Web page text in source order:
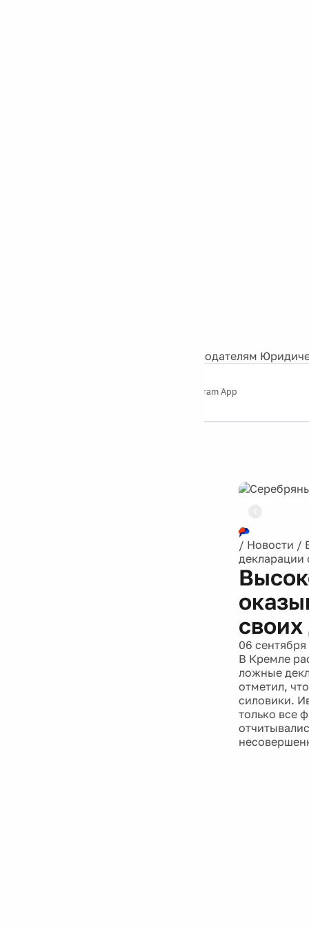
Рекламодателям
Telegram App
/ Новости /
декларации
своих
06 сентября
В Кремле
ложные
отметил,
силовики.
только все